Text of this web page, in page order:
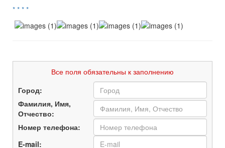
* * * *
Все поля обязательны к заполнению
Город:
Фамилия, Имя,
Отчество:
Номер телефона:
E-mail: